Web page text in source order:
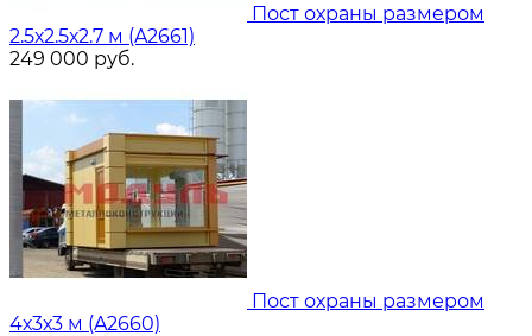
Пост охраны размером
2.5х2.5х2.7 м (A2661)
249 000 руб.
Пост охраны размером
4х3х3 м (A2660)